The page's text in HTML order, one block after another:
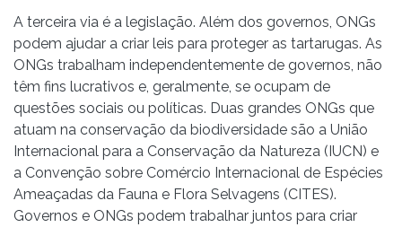
A terceira via é a legislação. Além dos governos, ONGs
podem ajudar a criar leis para proteger as tartarugas. As
ONGs trabalham independentemente de governos, não
têm fins lucrativos e, geralmente, se ocupam de
questões sociais ou políticas. Duas grandes ONGs que
atuam na conservação da biodiversidade são a União
Internacional para a Conservação da Natureza (IUCN) e
a Convenção sobre Comércio Internacional de Espécies
Ameaçadas da Fauna e Flora Selvagens (CITES).
Governos e ONGs podem trabalhar juntos para criar